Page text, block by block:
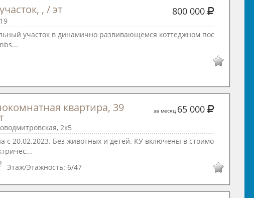
, / эт 800 000
участок в динамично развивающемся коттеджном пос
квартира, 39 за месяц 65 000
2к5
с 20.02.2023. Без животных и детей. КУ включены в стоимо
Этаж/Этажность: 6/47